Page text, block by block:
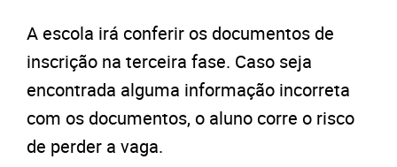
A escola irá conferir os documentos de
inscrição na terceira fase. Caso seja
encontrada alguma informação incorreta
com os documentos, o aluno corre o risco
de perder a vaga.